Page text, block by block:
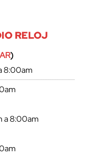
RELOJ
)
8:00am
a 8:00am